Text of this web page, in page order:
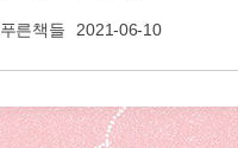
푸른책들 2021-06-10